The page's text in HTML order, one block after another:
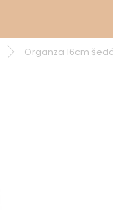
Organza 16cm šedá